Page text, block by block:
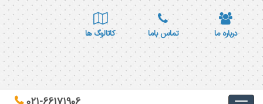
درباره ما تماس باما کاتالوگ ها